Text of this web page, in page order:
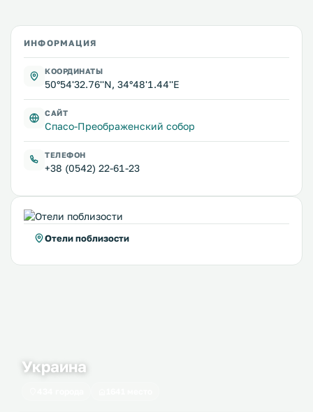
ИНФОРМАЦИЯ
КООРДИНАТЫ
50°54'32.76''N, 34°48'1.44''E
САЙТ
Спасо-Преображенский собор
ТЕЛЕФОН
+38 (0542) 22-61-23
Отели поблизости
Украина